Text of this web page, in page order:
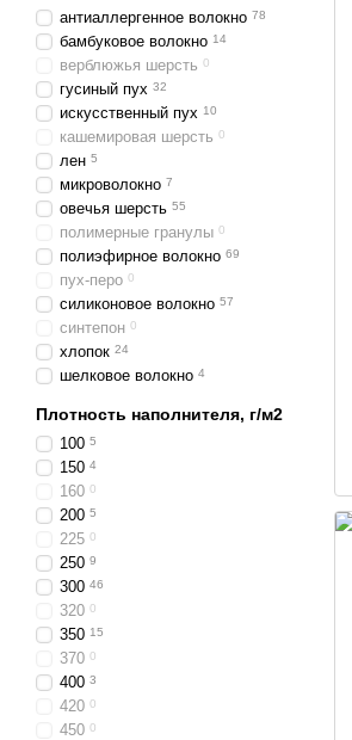
антиаллергенное волокно 78
бамбуковое волокно 14
верблюжья шерсть 0
гусиный пух 32
искусственный пух 10
кашемировая шерсть 0
лен 5
микроволокно 7
овечья шерсть 55
полимерные гранулы 0
полиэфирное волокно 69
пух-перо 0
силиконовое волокно 57
синтепон 0
хлопок 24
шелковое волокно 4
Плотность наполнителя, г/м2
100 5
150 4
160 0
200 5
225 0
250 9
300 46
320 0
350 15
370 0
400 3
420 0
450 0